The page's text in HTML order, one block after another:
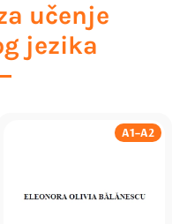
učenje
jezika
A1–A2